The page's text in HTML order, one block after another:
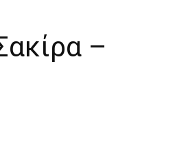
–